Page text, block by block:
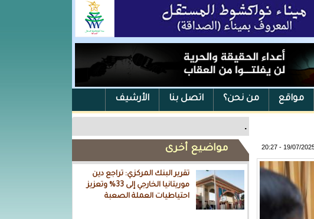
مواقع من نحن؟ اتصل بنا الأرشيف
.
مواضيع أخرى
تقرير البنك المركزي: تراجع دين
موريتانيا الخارجي إلى 33% وتعزيز
احتياطيات العملة الصعبة